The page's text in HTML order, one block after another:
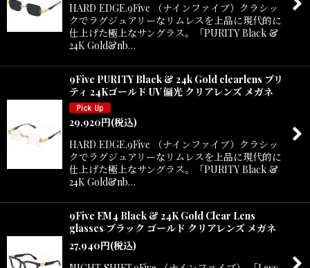
HARD EDGE.9Five （ナインファイブ）クラシッ
クでラグジュアリーなリムレスを上品に現代的に
仕上げた極上なサングラス。「PURITY Black &
24K Gold&nb…
9Five PURITY Black & 24k Gold clearlens プリ
ティ 24Kゴールド UV 偏光 クリアレンズ メガネ
29,920円(税込)
HARD EDGE.9Five （ナインファイブ）クラシッ
クでラグジュアリーなリムレスを上品に現代的に
仕上げた極上なサングラス。「PURITY Black &
24K Gold&nb…
9Five EM4 Black & 24K Gold Clear Lens
glasses ブラック ゴールド クリアレンズ メガネ
27,940円(税込)